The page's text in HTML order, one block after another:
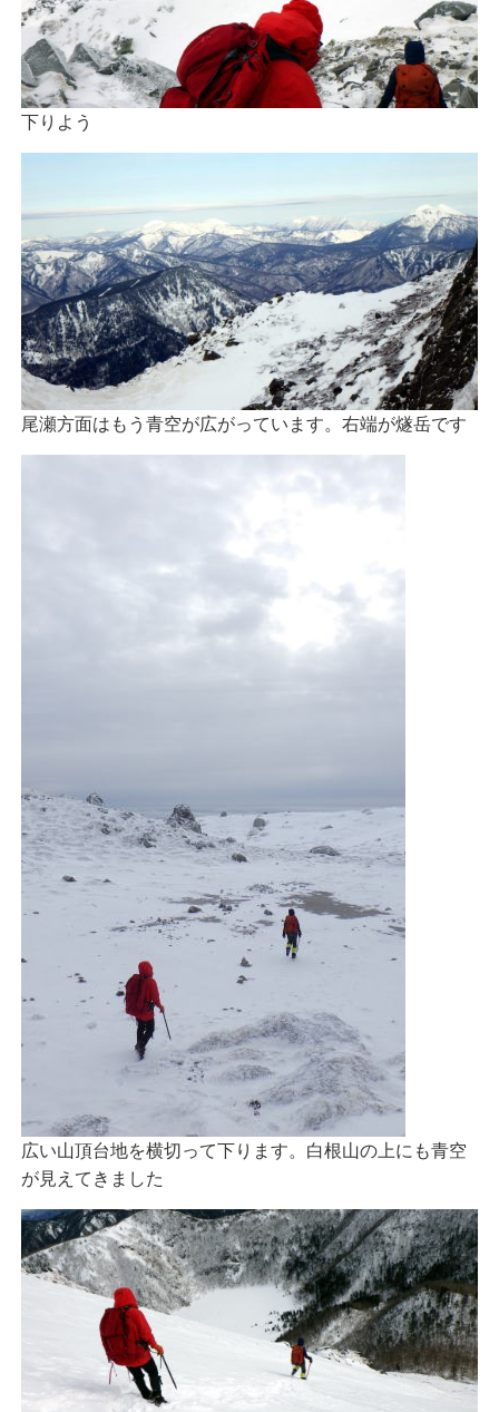
下りよう
尾瀬方面はもう青空が広がっています。右端が燧岳です
広い山頂台地を横切って下ります。白根山の上にも青空
が見えてきました